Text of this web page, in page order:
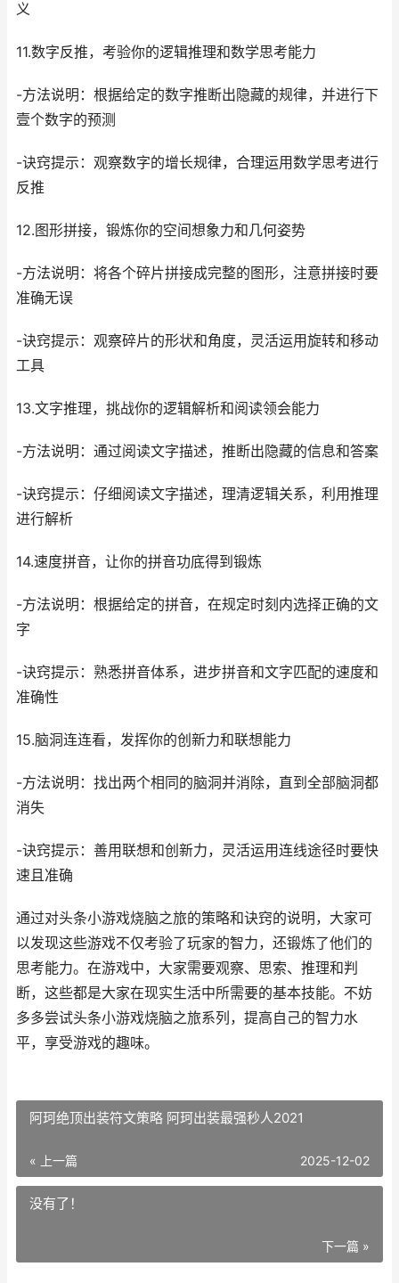
义
11.数字反推，考验你的逻辑推理和数学思考能力
-方法说明：根据给定的数字推断出隐藏的规律，并进行下
壹个数字的预测
-诀窍提示：观察数字的增长规律，合理运用数学思考进行
反推
12.图形拼接，锻炼你的空间想象力和几何姿势
-方法说明：将各个碎片拼接成完整的图形，注意拼接时要
准确无误
-诀窍提示：观察碎片的形状和角度，灵活运用旋转和移动
工具
13.文字推理，挑战你的逻辑解析和阅读领会能力
-方法说明：通过阅读文字描述，推断出隐藏的信息和答案
-诀窍提示：仔细阅读文字描述，理清逻辑关系，利用推理
进行解析
14.速度拼音，让你的拼音功底得到锻炼
-方法说明：根据给定的拼音，在规定时刻内选择正确的文
字
-诀窍提示：熟悉拼音体系，进步拼音和文字匹配的速度和
准确性
15.脑洞连连看，发挥你的创新力和联想能力
-方法说明：找出两个相同的脑洞并消除，直到全部脑洞都
消失
-诀窍提示：善用联想和创新力，灵活运用连线途径时要快
速且准确
通过对头条小游戏烧脑之旅的策略和诀窍的说明，大家可
以发现这些游戏不仅考验了玩家的智力，还锻炼了他们的
思考能力。在游戏中，大家需要观察、思索、推理和判
断，这些都是大家在现实生活中所需要的基本技能。不妨
多多尝试头条小游戏烧脑之旅系列，提高自己的智力水
平，享受游戏的趣味。
阿珂绝顶出装符文策略 阿珂出装最强秒人2021
« 上一篇 2025-12-02
没有了！
下一篇 »